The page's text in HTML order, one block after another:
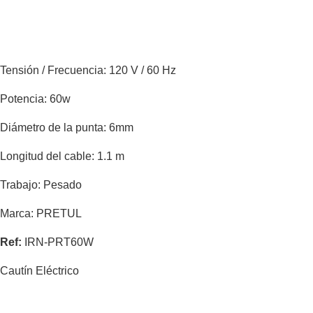
Tensión / Frecuencia: 120 V / 60 Hz
Potencia: 60w
Diámetro de la punta: 6mm
Longitud del cable: 1.1 m
Trabajo: Pesado
Marca: PRETUL
Ref: IRN-PRT60W
Cautín Eléctrico